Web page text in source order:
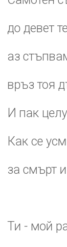
до девет
аз
връз тоя
И пак
Как се
за смърт
Ти - мой